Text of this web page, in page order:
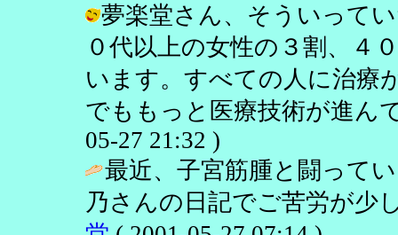
夢楽堂さん、そういって
０代以上の女性の３割、４
います。すべての人に治療
でももっと医療技術が進ん
05-27 21:32 )
最近、子宮筋腫と闘って
乃さんの日記でご苦労が少